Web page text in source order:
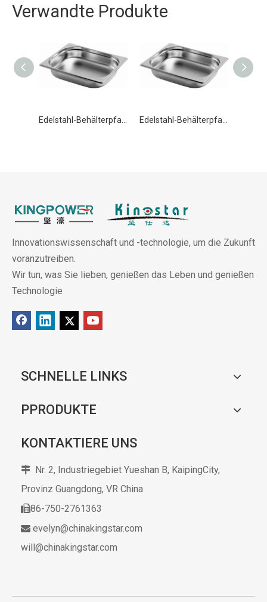
Verwandte Produkte
Innovationswissenschaft und -technologie, um die Zukunft
voranzutreiben.
Wir tun, was Sie lieben, genießen das Leben und genießen
Technologie
SCHNELLE LINKS
PPRODUKTE
KONTAKTIERE UNS
 Nr. 2, Industriegebiet Yueshan B, KaipingCity,
Provinz Guangdong, VR China
86-750-2761363
 evelyn@chinakingstar.com
will@chinakingstar.com